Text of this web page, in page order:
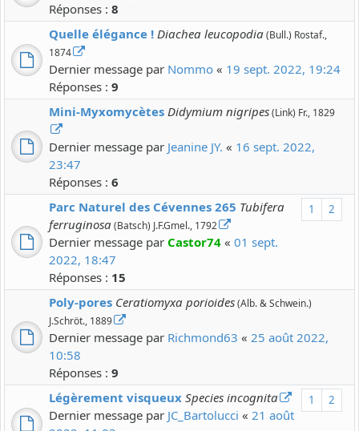
Réponses : 8
Quelle élégance ! Diachea leucopodia(Bull.) Rostaf.,
1874
Dernier message par Nommo « 19 sept. 2022, 19:24
Réponses : 9
Mini-Myxomycètes Didymium nigripes(Link) Fr., 1829
Dernier message par Jeanine JY. « 16 sept. 2022,
23:47
Réponses : 6
1 2
Parc Naturel des Cévennes 265 Tubifera
ferruginosa(Batsch) J.F.Gmel., 1792
Dernier message par Castor74 « 01 sept.
2022, 18:47
Réponses : 15
Poly-pores Ceratiomyxa porioides(Alb. & Schwein.)
J.Schröt., 1889
Dernier message par Richmond63 « 25 août 2022,
10:58
Réponses : 9
1 2
Légèrement visqueux Species incognita
Dernier message par JC_Bartolucci « 21 août